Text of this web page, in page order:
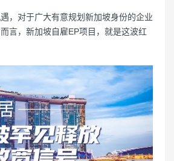
，对于广大有意规划新加坡身份的企业
言，新加坡自雇EP项目，就是这波红